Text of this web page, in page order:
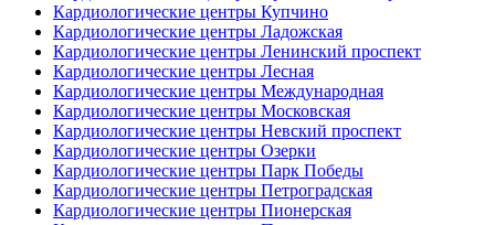
Кардиологические центры Купчино
Кардиологические центры Ладожская
Кардиологические центры Ленинский проспект
Кардиологические центры Лесная
Кардиологические центры Международная
Кардиологические центры Московская
Кардиологические центры Невский проспект
Кардиологические центры Озерки
Кардиологические центры Парк Победы
Кардиологические центры Петроградская
Кардиологические центры Пионерская